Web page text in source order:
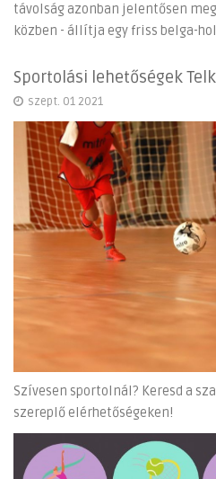
távolság azonban jelentősen
közben - állítja egy friss belga-
Sportolási lehetőségek
szept. 01 2021
Szívesen sportolnál? Keresd a
szereplő elérhetőségeken!